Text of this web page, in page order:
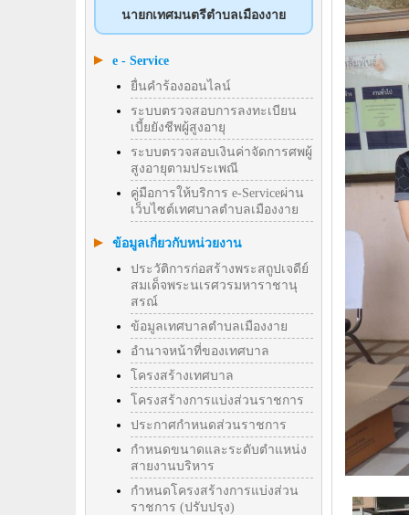
นายกเทศมนตรีตำบลเมืองงาย
e - Service
ยื่นคำร้องออนไลน์
ระบบตรวจสอบการลงทะเบียน
เบี้ยยังชีพผู้สูงอายุ
ระบบตรวจสอบเงินค่าจัดการศพผู้
สูงอายุตามประเพณี
คู่มือการให้บริการ e-Serviceผ่าน
เว็บไซต์เทศบาลตำบลเมืองงาย
ข้อมูลเกี่ยวกับหน่วยงาน
ประวัติการก่อสร้างพระสถูปเจดีย์
สมเด็จพระนเรศวรมหาราชานุ
สรณ์
ข้อมูลเทศบาลตำบลเมืองงาย
อำนาจหน้าที่ของเทศบาล
โครงสร้างเทศบาล
โครงสร้างการแบ่งส่วนราชการ
ประกาศกำหนดส่วนราชการ
กำหนดขนาดและระดับตำแหน่ง
สายงานบริหาร
กำหนดโครงสร้างการแบ่งส่วน
ราชการ (ปรับปรุง)